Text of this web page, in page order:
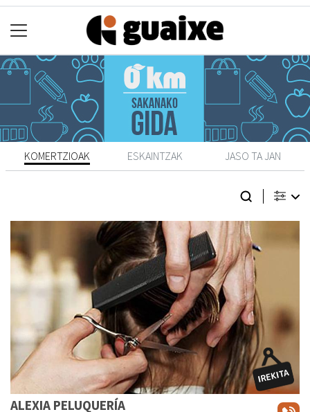
KOMERTZIOAK ESKAINTZAK JASO TA JAN
ALEXIA PELUQUERÍA